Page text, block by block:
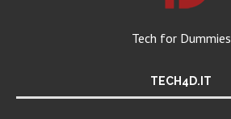
Tech for Dummies
TECH4D.IT